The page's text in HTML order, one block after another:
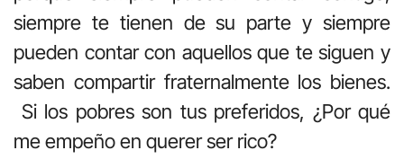
siempre te tienen de su parte y siempre
pueden contar con aquellos que te siguen y
saben compartir fraternalmente los bienes.
Si los pobres son tus preferidos, ¿Por qué
me empeño en querer ser rico?